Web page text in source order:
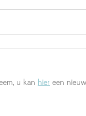
u kan hier een nieuw